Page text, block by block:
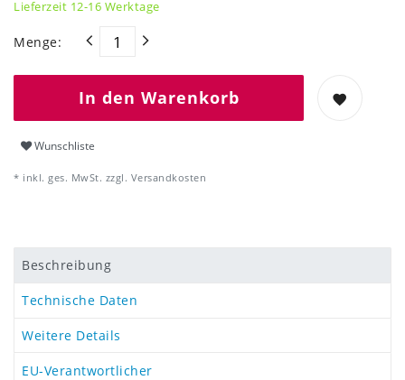
Lieferzeit 12-16 Werktage
Menge:
In den Warenkorb
Wunschliste
* inkl. ges. MwSt. zzgl. Versandkosten
Beschreibung
Technische Daten
Weitere Details
EU-Verantwortlicher